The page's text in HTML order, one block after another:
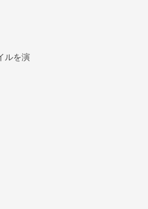
ルを演